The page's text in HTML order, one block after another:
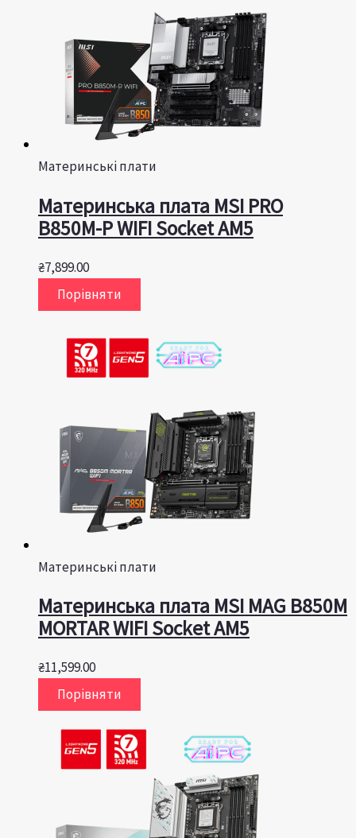
Материнські плати
Материнська плата MSI PRO
B850M-P WIFI Socket AM5
₴7,899.00
Порівняти
Материнські плати
Материнська плата MSI MAG B850M
MORTAR WIFI Socket AM5
₴11,599.00
Порівняти